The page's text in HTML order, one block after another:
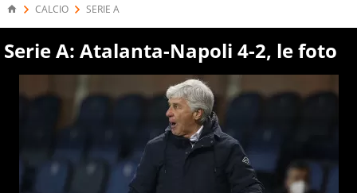
CALCIO SERIE A
Serie A: Atalanta-Napoli 4-2, le foto